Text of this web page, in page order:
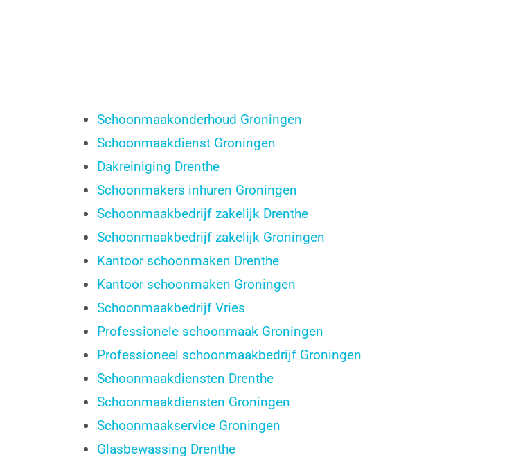
Schoonmaakonderhoud Groningen
Schoonmaakdienst Groningen
Dakreiniging Drenthe
Schoonmakers inhuren Groningen
Schoonmaakbedrijf zakelijk Drenthe
Schoonmaakbedrijf zakelijk Groningen
Kantoor schoonmaken Drenthe
Kantoor schoonmaken Groningen
Schoonmaakbedrijf Vries
Professionele schoonmaak Groningen
Professioneel schoonmaakbedrijf Groningen
Schoonmaakdiensten Drenthe
Schoonmaakdiensten Groningen
Schoonmaakservice Groningen
Glasbewassing Drenthe